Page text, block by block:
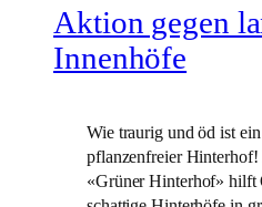
Aktion gegen
Innenhöfe
Wie traurig und öd ist
pflanzenfreier
«Grüner Hinterhof» hilft